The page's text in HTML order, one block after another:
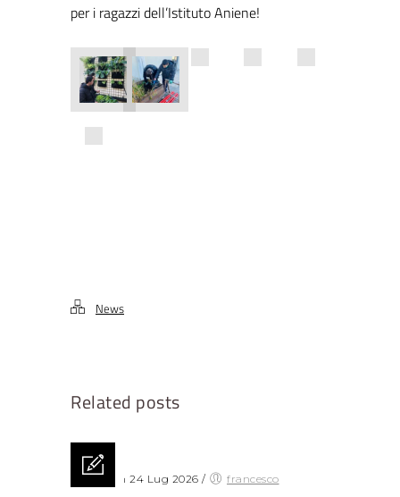
per i ragazzi dell’Istituto Aniene!
News
Related posts
Posted on 24 Lug 2026 / francesco